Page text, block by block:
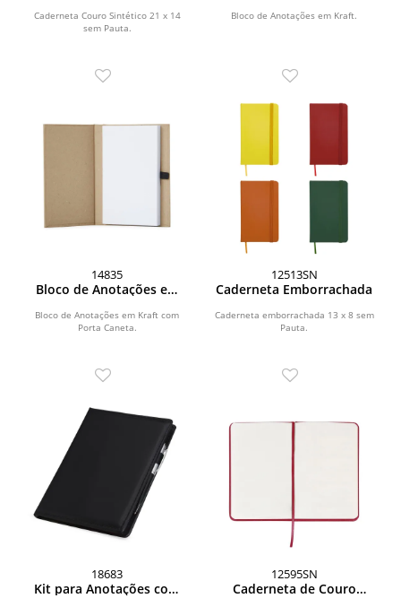
Caderneta Couro Sintético 21 x 14
sem Pauta.
Bloco de Anotações em Kraft.
14835
Bloco de Anotações em
Bloco de Anotações em Kraft com
Porta Caneta.
12513SN
Caderneta Emborrachada
Caderneta emborrachada 13 x 8 sem
Pauta.
18683
Kit para Anotações com
12595SN
Caderneta de Couro